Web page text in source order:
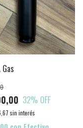
32% OFF
sin interés